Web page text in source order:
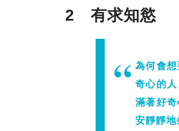
2 有求知慾
為何會
奇心的
滿著好
安靜靜地